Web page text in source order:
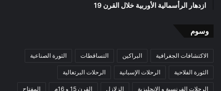
ازدهار الرأسمالية الأوربية خلال القرن 19
وسوم
الاكتشافات الجغرافية البراكين التساقطات الثورة الصناعية
الثورة الفلاحية الرحلات الإسبانية الرحلات البرتغالية
الرحلات الفرنسية و الإنجليزية الزلازل القرن 15 و 16م المفتاح